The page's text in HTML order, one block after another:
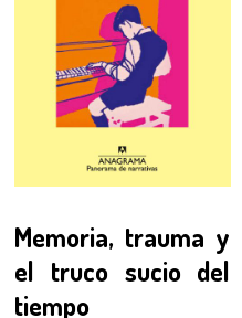
Memoria, trauma y
el truco sucio del
tiempo